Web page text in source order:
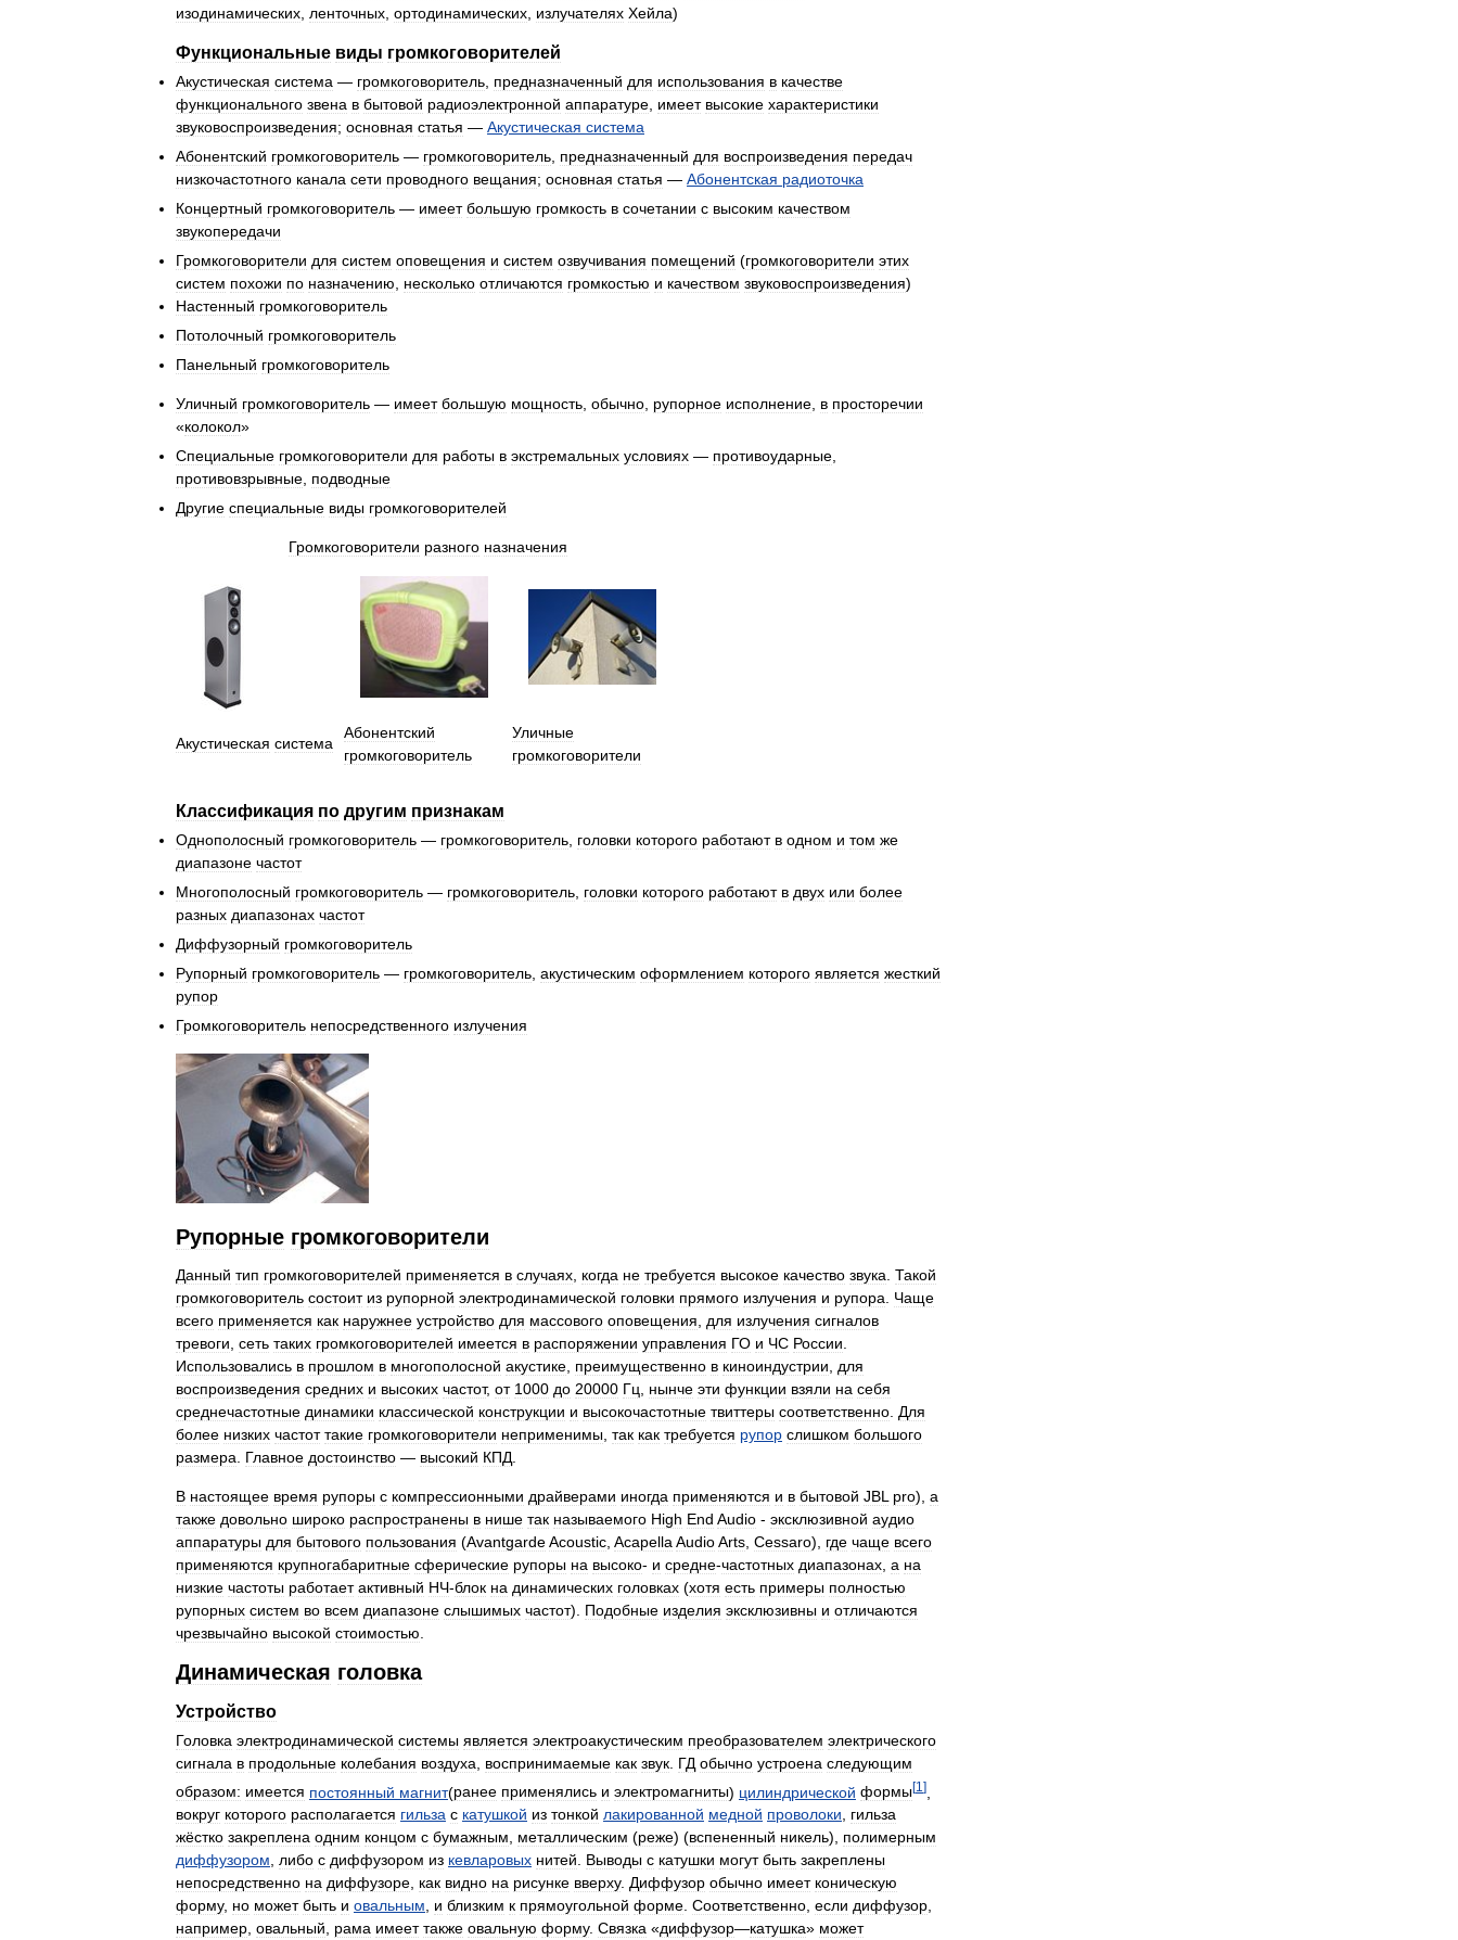
изодинамических ленточных ортодинамических излучателях Хейла)
Функциональные виды громкоговорителей
Акустическая система — громкоговоритель предназначенный для использования в качестве
функционального звена в бытовой радиоэлектронной аппаратуре имеет высокие характеристики
звуковоспроизведения; основная статья — Акустическая система
Абонентский громкоговоритель — громкоговоритель предназначенный для воспроизведения передач
низкочастотного канала сети проводного вещания; основная статья — Абонентская радиоточка
Концертный громкоговоритель — имеет большую громкость в сочетании с высоким качеством
звукопередачи
Громкоговорители для систем оповещения и систем озвучивания помещений (громкоговорители этих
систем похожи по назначению несколько отличаются громкостью и качеством звуковоспроизведения)
Настенный громкоговоритель
Потолочный громкоговоритель
Панельный громкоговоритель
Уличный громкоговоритель — имеет большую мощность обычно рупорное исполнение в просторечии
«колокол»
Специальные громкоговорители для работы в экстремальных условиях — противоударные
противовзрывные подводные
Другие специальные виды громкоговорителей
Громкоговорители разного назначения
Акустическая система
Абонентский
громкоговоритель
Уличные
громкоговорители
Классификация по другим признакам
Однополосный громкоговоритель — громкоговоритель головки которого работают в одном и том же
диапазоне частот
Многополосный громкоговоритель — громкоговоритель головки которого работают в двух или более
разных диапазонах частот
Диффузорный громкоговоритель
Рупорный громкоговоритель — громкоговоритель акустическим оформлением которого является жесткий
рупор
Громкоговоритель непосредственного излучения
Рупорные громкоговорители
Данный тип громкоговорителей применяется в случаях когда не требуется высокое качество звука Такой
громкоговоритель состоит из рупорной электродинамической головки прямого излучения и рупора
Чаще
всего применяется как наружнее устройство для массового оповещения для излучения сигналов
тревоги сеть таких громкоговорителей имеется в распоряжении управления ГО и ЧС России
Использовались в прошлом в многополосной акустике преимущественно в киноиндустрии
для
воспроизведения средних и высоких частот, от 1000 до 20000 Гц нынче эти функции взяли на себя
среднечастотные динамики классической конструкции и высокочастотные твиттеры соответственно Для
более низких частот такие громкоговорители неприменимы так как требуется рупор слишком большого
размера
Главное достоинство — высокий КПД
В настоящее время рупоры с компрессионными драйверами иногда применяются и в бытовой JBL pro), а
также довольно широко распространены в нише так называемого High End Audio - эксклюзивной аудио
аппаратуры для бытового пользования (AvantgardeAcoustic Acapella AudioArts Cessaro), где чаще всего
применяются крупногабаритные сферические рупоры на высоко- и средне-частотных диапазонах а на
низкие частоты работает активный НЧ-блок на динамических головках (хотя есть примеры полностью
рупорных систем во всем диапазоне слышимых частот). Подобные изделия эксклюзивны и отличаются
чрезвычайно высокой стоимостью
Динамическая головка
Устройство
Головка электродинамической системы является электроакустическим преобразователем электрического
сигнала в продольные колебания воздуха воспринимаемые как звук ГД обычно устроена следующим
образом: имеется постоянный магнит(ранее применялись и электромагниты) цилиндрической формы[1 ]
вокруг которого располагается гильза с катушкой из тонкой лакированной медной проволоки, гильза
жёстко закреплена одним концом с бумажным, металлическим (реже) (вспененный никель), полимерным
диффузором, либо с диффузором из кевларовых нитей. Выводы с катушки могут быть закреплены
непосредственно на диффузоре, как видно на рисунке вверху. Диффузор обычно имеет коническую
форму, но может быть и овальным, и близким к прямоугольной форме. Соответственно, если диффузор,
например, овальный, рама имеет также овальную форму. Связка «диффузор—катушка» может